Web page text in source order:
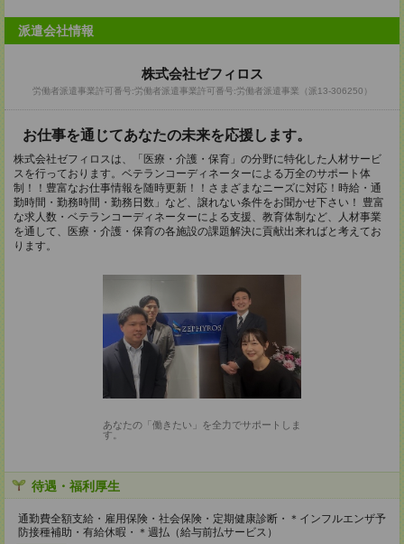
派遣会社情報
株式会社ゼフィロス
労働者派遣事業許可番号:労働者派遣事業許可番号:労働者派遣事業（派13-306250）
お仕事を通じてあなたの未来を応援します。
株式会社ゼフィロスは、「医療・介護・保育」の分野に特化した人材サービ
スを行っております。ベテランコーディネーターによる万全のサポート体
制！！豊富なお仕事情報を随時更新！！さまざまなニーズに対応！時給・通
勤時間・勤務時間・勤務日数」など、譲れない条件をお聞かせ下さい！ 豊富
な求人数・ベテランコーディネーターによる支援、教育体制など、人材事業
を通して、医療・介護・保育の各施設の課題解決に貢献出来ればと考えてお
ります。
あなたの「働きたい」を全力でサポートしま
す。
待遇・福利厚生
通勤費全額支給・雇用保険・社会保険・定期健康診断・＊インフルエンザ予
防接種補助・有給休暇・＊週払（給与前払サービス）